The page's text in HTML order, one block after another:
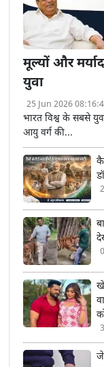
मूल्यों और
युवा
25 Jun 2026
भारत विश्व के सबसे
आयु वर्ग की...